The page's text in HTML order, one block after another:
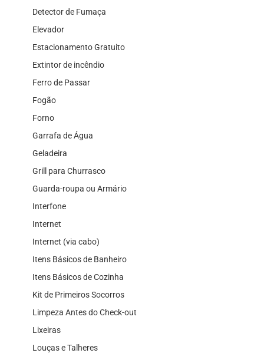
Detector de Fumaça
Elevador
Estacionamento Gratuito
Extintor de incêndio
Ferro de Passar
Fogão
Forno
Garrafa de Água
Geladeira
Grill para Churrasco
Guarda-roupa ou Armário
Interfone
Internet
Internet (via cabo)
Itens Básicos de Banheiro
Itens Básicos de Cozinha
Kit de Primeiros Socorros
Limpeza Antes do Check-out
Lixeiras
Louças e Talheres